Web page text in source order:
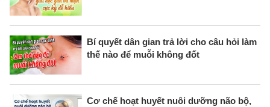
Bí quyết dân gian trả lời cho câu hỏi làm
thế nào để muỗi không đốt
Cơ chế hoạt huyết nuôi dưỡng não bộ,